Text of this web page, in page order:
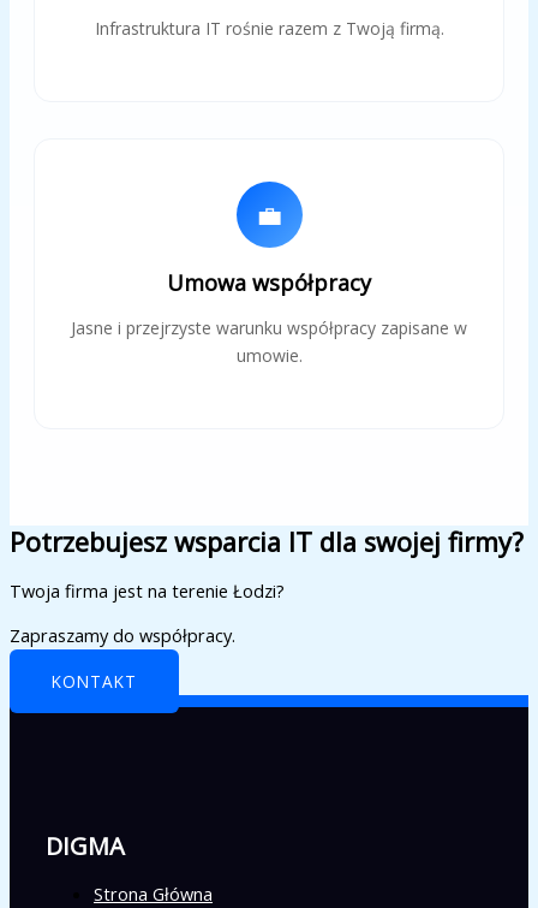
Infrastruktura IT rośnie razem z Twoją firmą.
💼
Umowa współpracy
Jasne i przejrzyste warunku współpracy zapisane w
umowie.
Potrzebujesz wsparcia IT dla swojej firmy?
Twoja firma jest na terenie Łodzi?
Zapraszamy do współpracy.
KONTAKT
DIGMA
Strona Główna